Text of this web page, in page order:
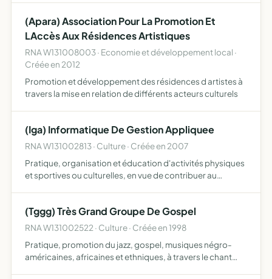
d…
(Apara) Association Pour La Promotion Et
LAccès Aux Résidences Artistiques
RNA W131008003 · Economie et développement local ·
Créée en 2012
Promotion et développement des résidences d artistes à
travers la mise en relation de différents acteurs culturels
(Iga) Informatique De Gestion Appliquee
RNA W131002813 · Culture · Créée en 2007
Pratique, organisation et éducation d'activités physiques
et sportives ou culturelles, en vue de contribuer au
démocra…
(Tggg) Très Grand Groupe De Gospel
RNA W131002522 · Culture · Créée en 1998
Pratique, promotion du jazz, gospel, musiques négro-
américaines, africaines et ethniques, à travers le chant